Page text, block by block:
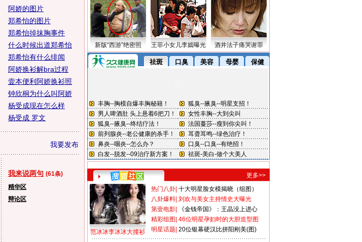
阿娇的图片
郑希怡的图片
郑希怡掉抹胸事件
什么时候出道郑希怡
郑希怡有什么绯闻
阿娇换衫解bra过程
壹本便利阿娇换衫照
钟欣桐为什么叫阿娇
杨受成现在怎么样
杨受成 罗文
我要发布
我来说两句 (61条)
精华区
辩论区
新版“西游”绝密照 王菲小女儿李嫣曝光 酒井法子痛哭谢罪
更多>>
范冰冰李冰冰大撞衫
热门八卦 十大明星脸女模揭晓（组图）
八卦爆料 刘欢与美女主持情史大曝光
第壹电影
《金钱帝国》：王晶没上进心
精彩组图 46位明星孕妇时的大胆造型图
明星话题 20位银幕硬汉比拼阳刚美(图)